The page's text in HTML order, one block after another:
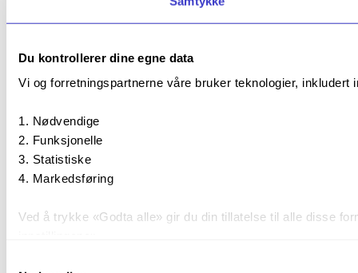
Du kontrollerer dine egne data
Vi og forretningspartnerne våre bruker teknologier,
Nødvendige
Funksjonelle
Statistiske
Markedsføring
Ved å trykke «Godta alle» gir du din tillatelse til alle disse